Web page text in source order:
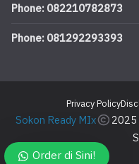
Phone: 082210782873
Phone: 081292293393
Privacy Policy
Sokon Ready MIx 2025
Order di Sini!